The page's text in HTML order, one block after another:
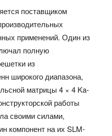
поставщиком
применений. Один из
полную
из
широкого диапазона,
матрицы 4 × 4 Ka-
работы
своими силами,
компонент на их SLM-